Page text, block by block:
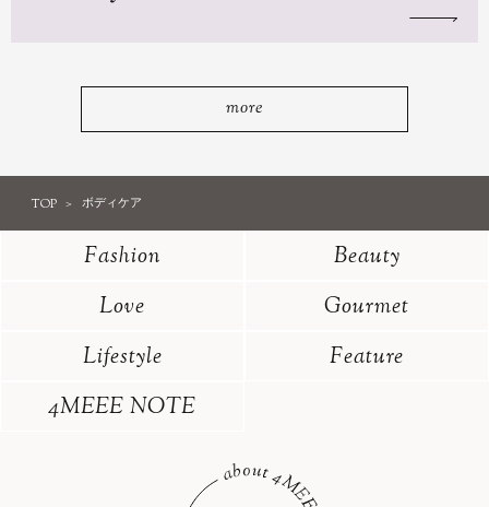
more
TOP ボディケア
Fashion
Beauty
Love
Gourmet
Lifestyle
Feature
4MEEE NOTE